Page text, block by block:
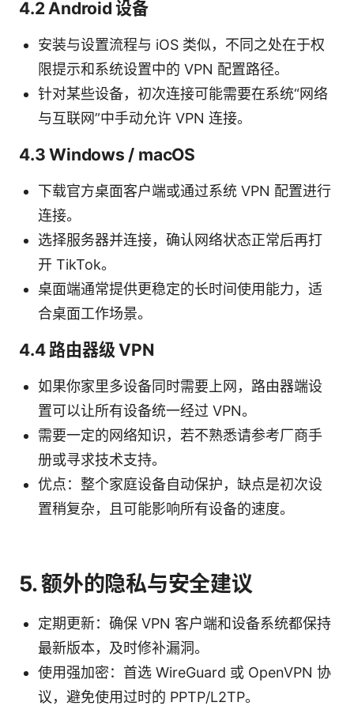
4.2 Android 设备
安装与设置流程与 iOS 类似，不同之处在于权
限提示和系统设置中的 VPN 配置路径。
针对某些设备，初次连接可能需要在系统“网络
与互联网”中手动允许 VPN 连接。
4.3 Windows / macOS
下载官方桌面客户端或通过系统 VPN 配置进行
连接。
选择服务器并连接，确认网络状态正常后再打
开 TikTok。
桌面端通常提供更稳定的长时间使用能力，适
合桌面工作场景。
4.4 路由器级 VPN
如果你家里多设备同时需要上网，路由器端设
置可以让所有设备统一经过 VPN。
需要一定的网络知识，若不熟悉请参考厂商手
册或寻求技术支持。
优点：整个家庭设备自动保护，缺点是初次设
置稍复杂，且可能影响所有设备的速度。
5. 额外的隐私与安全建议
定期更新：确保 VPN 客户端和设备系统都保持
最新版本，及时修补漏洞。
使用强加密：首选 WireGuard 或 OpenVPN 协
议，避免使用过时的 PPTP/L2TP。